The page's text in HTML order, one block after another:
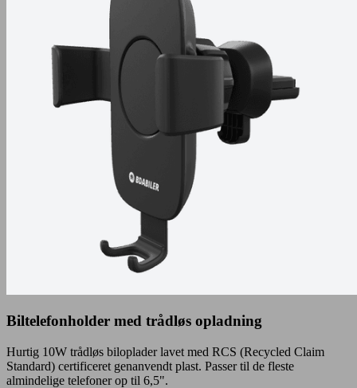
Biltelefonholder med trådløs opladning
Hurtig 10W trådløs biloplader lavet med RCS (Recycled Claim
Standard) certificeret genanvendt plast. Passer til de fleste
almindelige telefoner op til 6,5".